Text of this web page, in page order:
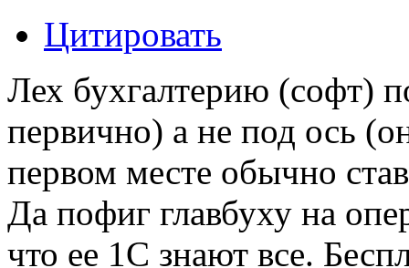
Цитировать
Лех бухгалтерию (софт)
первично) а не под ось
первом месте обычно
Да пофиг главбуху на
что ее 1С знают все.